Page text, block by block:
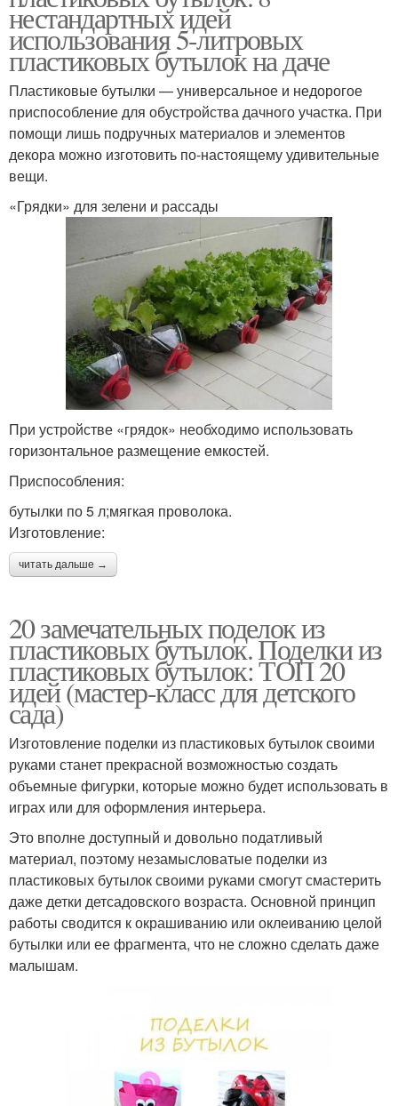
нестандартных идей
использования 5-литровых
пластиковых бутылок на даче
Пластиковые бутылки — универсальное и недорогое
приспособление для обустройства дачного участка. При
помощи лишь подручных материалов и элементов
декора можно изготовить по-настоящему удивительные
вещи.
«Грядки» для зелени и рассады
При устройстве «грядок» необходимо использовать
горизонтальное размещение емкостей.
Приспособления:
бутылки по 5 л;мягкая проволока.
Изготовление:
читать дальше →
20 замечательных поделок из
пластиковых бутылок. Поделки из
пластиковых бутылок: ТОП 20
идей (мастер-класс для детского
сада)
Изготовление поделки из пластиковых бутылок своими
руками станет прекрасной возможностью создать
объемные фигурки, которые можно будет использовать в
играх или для оформления интерьера.
Это вполне доступный и довольно податливый
материал, поэтому незамысловатые поделки из
пластиковых бутылок своими руками смогут смастерить
даже детки детсадовского возраста. Основной принцип
работы сводится к окрашиванию или оклеиванию целой
бутылки или ее фрагмента, что не сложно сделать даже
малышам.